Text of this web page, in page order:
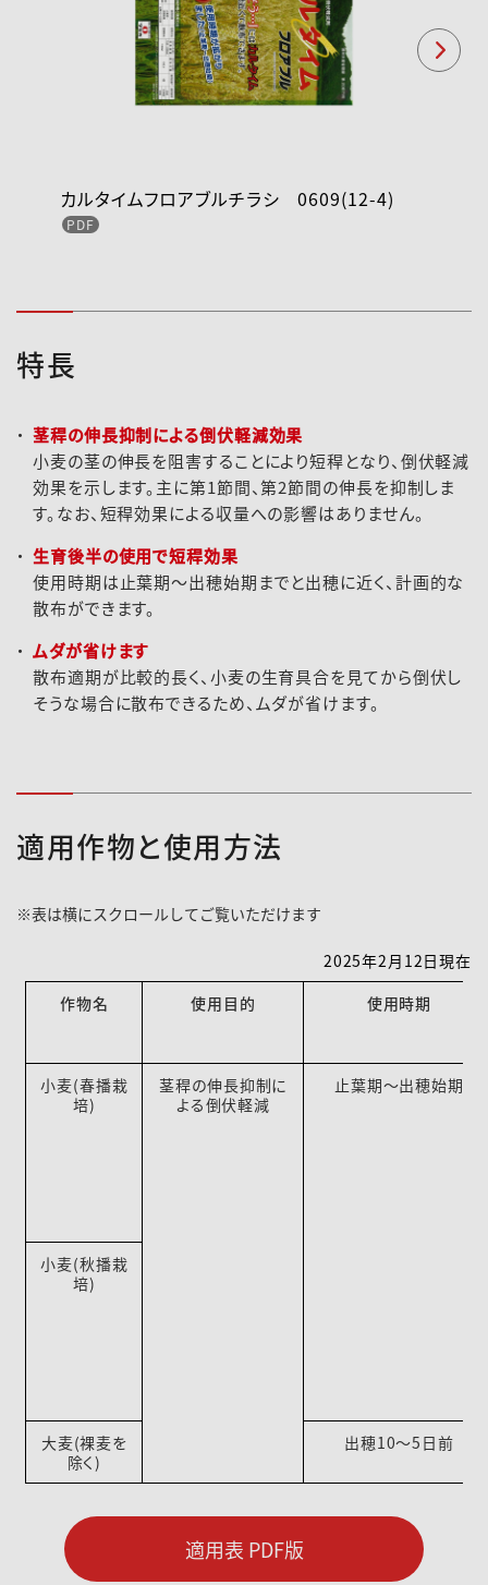
カルタイムフロアブルチラシ 0609(12-4)
特長
茎稈の伸長抑制による倒伏軽減効果
小麦の茎の伸長を阻害することにより短稈となり、倒伏軽減
効果を示します。主に第1節間、第2節間の伸長を抑制しま
す。なお、短稈効果による収量への影響はありません。
生育後半の使用で短稈効果
使用時期は止葉期～出穂始期までと出穂に近く、計画的な
散布ができます。
ムダが省けます
散布適期が比較的長く、小麦の生育具合を見てから倒伏し
そうな場合に散布できるため、ムダが省けます。
適用作物と使用方法
2025年2月12日現在
作物名
使用目的 使用時期
小麦(春播栽
培)
茎稈の伸長抑制に
よる倒伏軽減
止葉期～出穂始期
小麦(秋播栽
培)
大麦(裸麦を
除く)
出穂10～5日前
適用表 PDF版